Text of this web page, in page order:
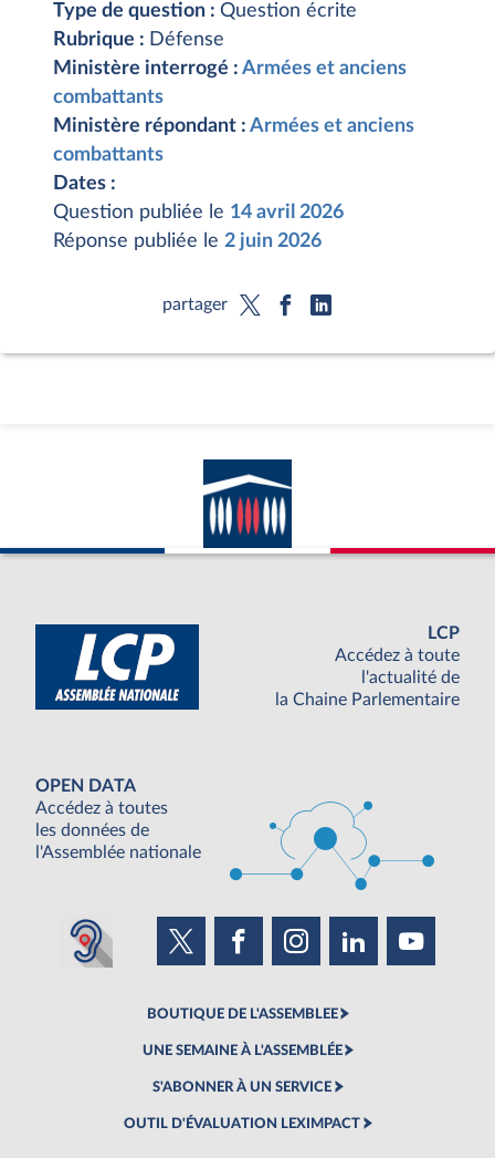
Type de question : Question écrite
Rubrique : Défense
Ministère interrogé : Armées et anciens
combattants
Ministère répondant : Armées et anciens
combattants
Dates :
Question publiée le 14 avril 2026
Réponse publiée le 2 juin 2026
partager
LCP
Accédez à toute
l'actualité de
la Chaine Parlementaire
OPEN DATA
Accédez à toutes
les données de
l'Assemblée nationale
BOUTIQUE DE L'ASSEMBLEE
UNE SEMAINE À L'ASSEMBLÉE
S'ABONNER À UN SERVICE
OUTIL D'ÉVALUATION LEXIMPACT